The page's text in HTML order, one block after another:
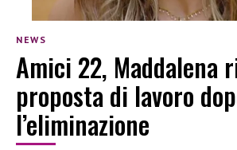
NEWS
Amici 22, Maddalena
proposta di lavoro
l’eliminazione